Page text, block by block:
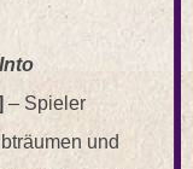
– Spieler
und